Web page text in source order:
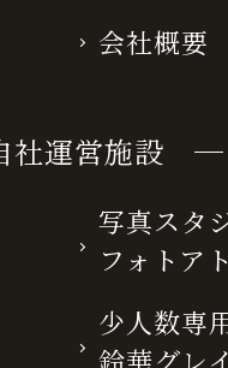
会社概要
運営施設 ─
写真スタ
フォトア
少人数専
鈴華グレ